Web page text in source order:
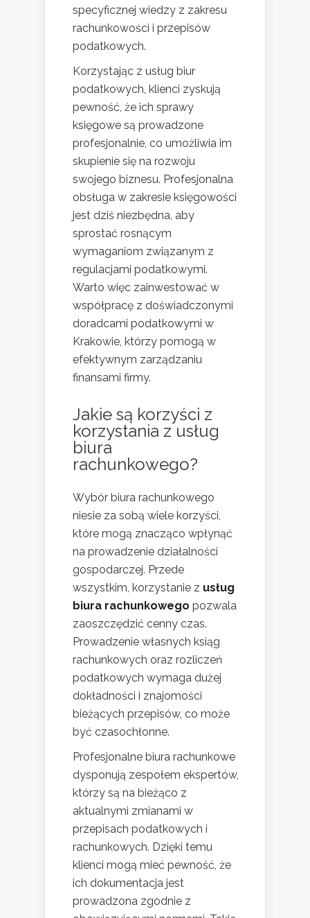
specyficznej wiedzy z zakresu
rachunkowości i przepisów
podatkowych.
Korzystając z usług biur
podatkowych, klienci zyskują
pewność, że ich sprawy
księgowe są prowadzone
profesjonalnie, co umożliwia im
skupienie się na rozwoju
swojego biznesu. Profesjonalna
obsługa w zakresie księgowości
jest dziś niezbędna, aby
sprostać rosnącym
wymaganiom związanym z
regulacjami podatkowymi.
Warto więc zainwestować w
współpracę z doświadczonymi
doradcami podatkowymi w
Krakowie, którzy pomogą w
efektywnym zarządzaniu
finansami firmy.
Jakie są korzyści z
korzystania z usług
biura
rachunkowego?
Wybór biura rachunkowego
niesie za sobą wiele korzyści,
które mogą znacząco wpłynąć
na prowadzenie działalności
gospodarczej. Przede
wszystkim, korzystanie z usług
biura rachunkowego pozwala
zaoszczędzić cenny czas.
Prowadzenie własnych ksiąg
rachunkowych oraz rozliczeń
podatkowych wymaga dużej
dokładności i znajomości
bieżących przepisów, co może
być czasochłonne.
Profesjonalne biura rachunkowe
dysponują zespołem ekspertów,
którzy są na bieżąco z
aktualnymi zmianami w
przepisach podatkowych i
rachunkowych. Dzięki temu
klienci mogą mieć pewność, że
ich dokumentacja jest
prowadzona zgodnie z